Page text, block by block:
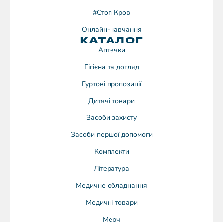
#Стоп Кров
Онлайн-навчання
КАТАЛОГ
Аптечки
Гігієна та догляд
Гуртові пропозиції
Дитячі товари
Засоби захисту
Засоби першої допомоги
Комплекти
Література
Медичне обладнання
Медичні товари
Мерч